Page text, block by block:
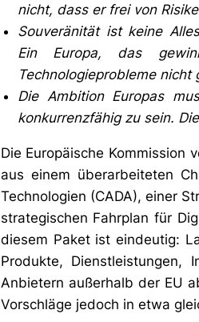
nicht, dass er frei von
Souveränität ist keine
Ein Europa, das
Technologieprobleme
Die Ambition Europas
konkurrenzfähig zu sein.
Die Europäische Kommission
aus einem überarbeiteten
Technologien (CADA), einer
strategischen Fahrplan für
diesem Paket ist eindeutig:
Produkte, Dienstleistungen,
Anbietern außerhalb der EU
Vorschläge jedoch in etwa